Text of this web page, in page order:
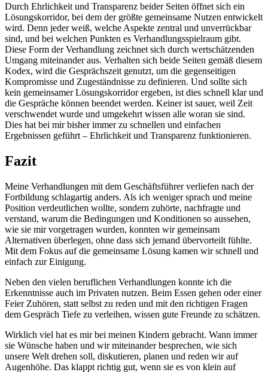
Durch Ehrlichkeit und Transparenz beider Seiten öffnet sich ein
Lösungskorridor, bei dem der größte gemeinsame Nutzen entwickelt
wird. Denn jeder weiß, welche Aspekte zentral und unverrückbar
sind, und bei welchen Punkten es Verhandlungsspielraum gibt.
Diese Form der Verhandlung zeichnet sich durch wertschätzenden
Umgang miteinander aus. Verhalten sich beide Seiten gemäß diesem
Kodex, wird die Gesprächszeit genutzt, um die gegenseitigen
Kompromisse und Zugeständnisse zu definieren. Und sollte sich
kein gemeinsamer Lösungskorridor ergeben, ist dies schnell klar und
die Gespräche können beendet werden. Keiner ist sauer, weil Zeit
verschwendet wurde und umgekehrt wissen alle woran sie sind.
Dies hat bei mir bisher immer zu schnellen und einfachen
Ergebnissen geführt – Ehrlichkeit und Transparenz funktionieren.
Fazit
Meine Verhandlungen mit dem Geschäftsführer verliefen nach der
Fortbildung schlagartig anders. Als ich weniger sprach und meine
Position verdeutlichen wollte, sondern zuhörte, nachfragte und
verstand, warum die Bedingungen und Konditionen so aussehen,
wie sie mir vorgetragen wurden, konnten wir gemeinsam
Alternativen überlegen, ohne dass sich jemand übervorteilt fühlte.
Mit dem Fokus auf die gemeinsame Lösung kamen wir schnell und
einfach zur Einigung.
Neben den vielen beruflichen Verhandlungen konnte ich die
Erkenntnisse auch im Privaten nutzen. Beim Essen gehen oder einer
Feier Zuhören, statt selbst zu reden und mit den richtigen Fragen
dem Gespräch Tiefe zu verleihen, wissen gute Freunde zu schätzen.
Wirklich viel hat es mir bei meinen Kindern gebracht. Wann immer
sie Wünsche haben und wir miteinander besprechen, wie sich
unsere Welt drehen soll, diskutieren, planen und reden wir auf
Augenhöhe. Das klappt richtig gut, wenn sie es von klein auf